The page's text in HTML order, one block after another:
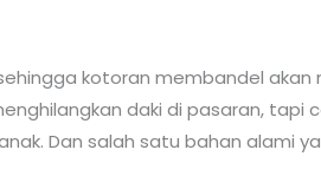
kotoran membandel
daki di pasaran,
Dan salah satu bahan alami